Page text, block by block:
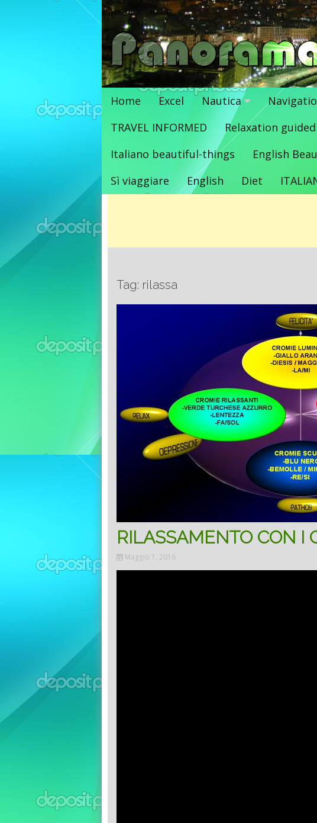
Vai
contenuto
Home Excel Nautica
TRAVEL INFORMED
Relaxation
Italiano beautiful-things
English
Sì viaggiare
English Diet
Tag: rilassa
RILASSAMENTO CON I
Maggio 1, 2016